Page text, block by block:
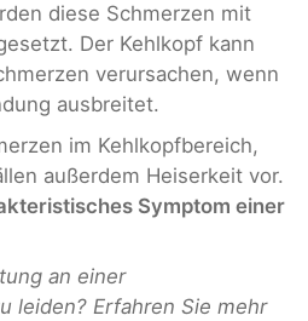
diese Schmerzen mit
Der Kehlkopf kann
verursachen, wenn
ausbreitet.
im Kehlkopfbereich,
außerdem Heiserkeit vor.
Symptom einer
an einer
leiden? Erfahren Sie mehr